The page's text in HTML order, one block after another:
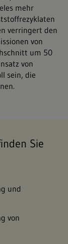
mehr
verringert den
von
um 50
von
sein, die
Sie
und
von